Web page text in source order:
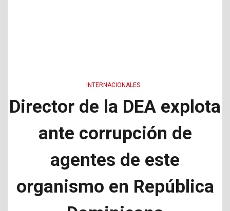
INTERNACIONALES
Director de la DEA explota
ante corrupción de
agentes de este
organismo en República